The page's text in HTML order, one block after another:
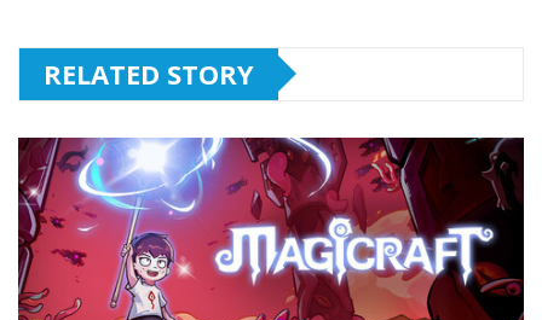
RELATED STORY